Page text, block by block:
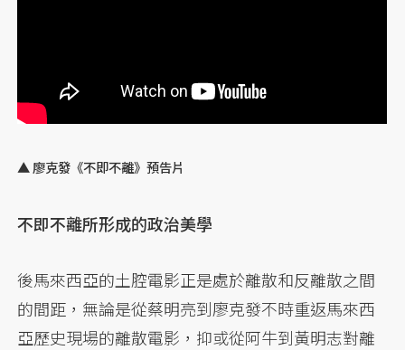
▲ 廖克發《不即不離》預告片
不即不離所形成的政治美學
後馬來西亞的土腔電影正是處於離散和反離散之間
的間距，無論是從蔡明亮到廖克發不時重返馬來西
亞歷史現場的離散電影，抑或從阿牛到黃明志對離